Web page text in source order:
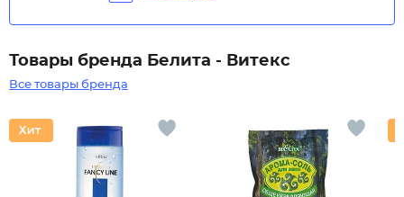
Товары бренда Белита - Витекс
Все товары бренда